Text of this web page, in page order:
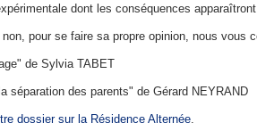
dont les conséquences
pour se faire sa propre opinion, nous vous
de Sylvia TABET
séparation des parents" de Gérard NEYRAND
dossier sur la Résidence Alternée.